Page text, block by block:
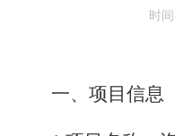
时
一、项目信息